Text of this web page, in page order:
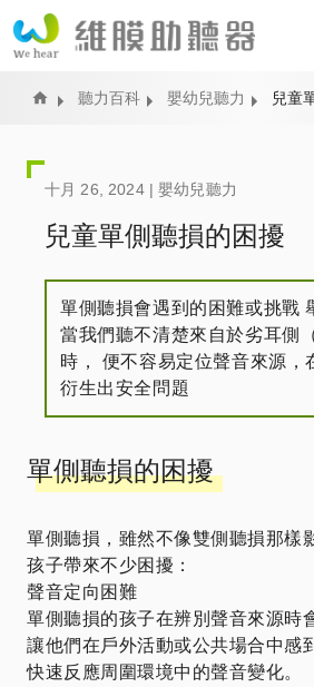
至
內
Home 聽力百科 嬰幼兒聽力 兒童
十月 26, 2024 |嬰幼兒聽力
兒童單側聽損的困擾
單側聽損會遇到的困難或挑戰​
當我們聽不清楚來自於劣耳側
時， 便不容易定位聲音來源，
衍生出安全問題
單側聽損的困擾
單側聽損，雖然不像雙側聽損那樣
孩子帶來不少困擾：
聲音定向困難
單側聽損的孩子在辨別聲音來源時
讓他們在戶外活動或公共場合中感
快速反應周圍環境中的聲音變化。